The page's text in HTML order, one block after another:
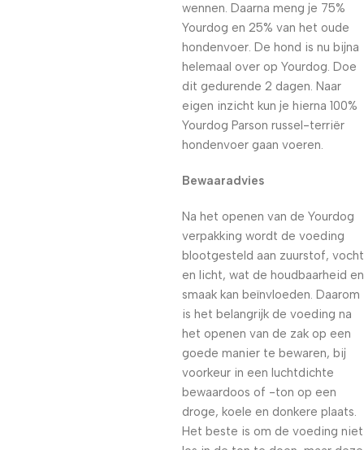
wennen. Daarna meng je 75%
Yourdog en 25% van het oude
hondenvoer. De hond is nu bijna
helemaal over op Yourdog. Doe
dit gedurende 2 dagen. Naar
eigen inzicht kun je hierna 100%
Yourdog Parson russel-terriër
hondenvoer gaan voeren.
Bewaaradvies
Na het openen van de Yourdog
verpakking wordt de voeding
blootgesteld aan zuurstof, vocht
en licht, wat de houdbaarheid en
smaak kan beïnvloeden. Daarom
is het belangrijk de voeding na
het openen van de zak op een
goede manier te bewaren, bij
voorkeur in een luchtdichte
bewaardoos of -ton op een
droge, koele en donkere plaats.
Het beste is om de voeding niet